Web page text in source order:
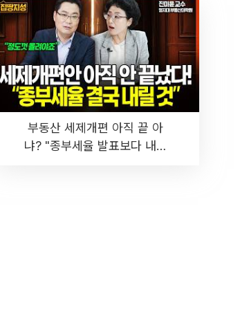
부동산 세제개편 아직 끝 아
냐? "종부세율 발표보다 내릴